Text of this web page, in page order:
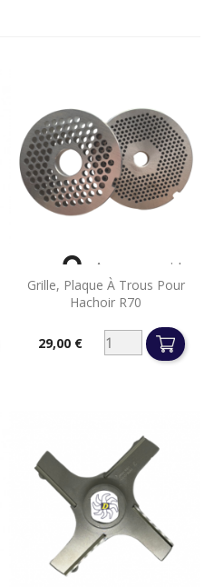
Grille, Plaque À Trous Pour
Hachoir R70
Prix29,00 €
 Aperçu rapide